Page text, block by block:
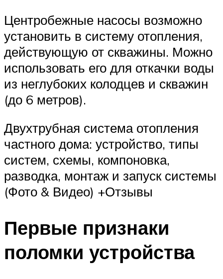
Центробежные насосы возможно
установить в систему отопления,
действующую от скважины. Можно
использовать его для откачки воды
из неглубоких колодцев и скважин
(до 6 метров).
Двухтрубная система отопления
частного дома: устройство, типы
систем, схемы, компоновка,
разводка, монтаж и запуск системы
(Фото & Видео) +Отзывы
Первые признаки
поломки устройства